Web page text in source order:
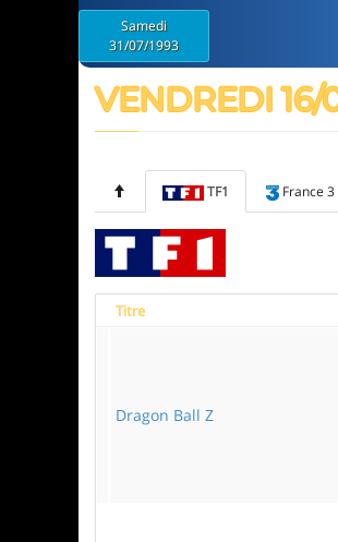
Samedi
31/07/1993
VENDREDI 16/
TF1 France 3
Titre
Dragon Ball Z